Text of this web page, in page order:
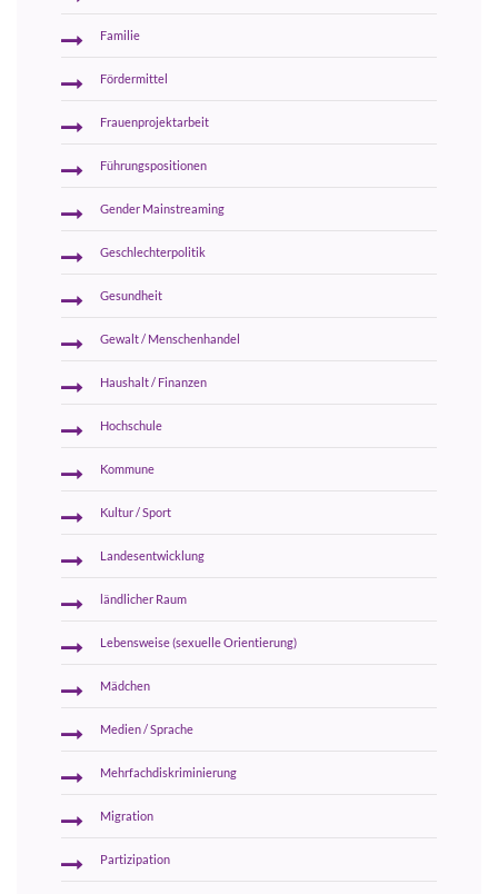
Familie
Fördermittel
Frauenprojektarbeit
Führungspositionen
Gender Mainstreaming
Geschlechterpolitik
Gesundheit
Gewalt / Menschenhandel
Haushalt / Finanzen
Hochschule
Kommune
Kultur / Sport
Landesentwicklung
ländlicher Raum
Lebensweise (sexuelle Orientierung)
Mädchen
Medien / Sprache
Mehrfachdiskriminierung
Migration
Partizipation